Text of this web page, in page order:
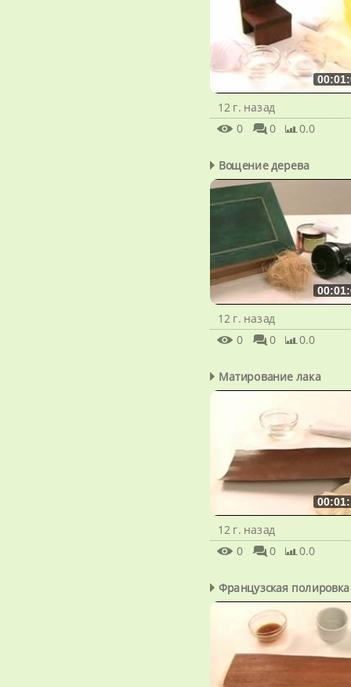
12 г. назад
0
0 0.0
Вощение дерева
12 г. назад
0
0 0.0
Матирование лака
12 г. назад
0
0 0.0
Французская полировка